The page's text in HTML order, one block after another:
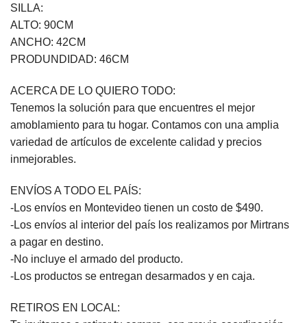
SILLA:
ALTO: 90CM
ANCHO: 42CM
PRODUNDIDAD: 46CM
ACERCA DE LO QUIERO TODO:
Tenemos la solución para que encuentres el mejor
amoblamiento para tu hogar. Contamos con una amplia
variedad de artículos de excelente calidad y precios
inmejorables.
ENVÍOS A TODO EL PAÍS:
-Los envíos en Montevideo tienen un costo de $490.
-Los envíos al interior del país los realizamos por Mirtrans
a pagar en destino.
-No incluye el armado del producto.
-Los productos se entregan desarmados y en caja.
RETIROS EN LOCAL: